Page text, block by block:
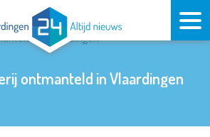
ontmanteld in Vlaardingen